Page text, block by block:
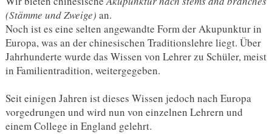
(Stämme und Zweige) an.
Noch ist es eine selten angewandte Form der Akupunktur in
Europa, was an der chinesischen Traditionslehre liegt. Über
Jahrhunderte wurde das Wissen von Lehrer zu Schüler, meist
in Familientradition, weitergegeben.
Seit einigen Jahren ist dieses Wissen jedoch nach Europa
vorgedrungen und wird nun von einzelnen Lehrern und
einem College in England gelehrt.